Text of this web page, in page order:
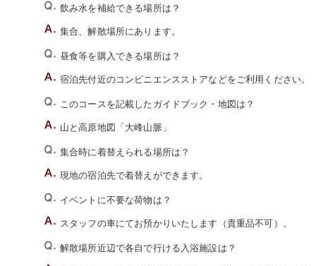
飲み水を補給できる場所は？
集合、解散場所にあります。
昼食等を購入できる場所は？
宿泊先付近のコンビニエンスストアなどをご利用ください。
このコースを記載したガイドブック・地図は？
山と高原地図「大峰山脈」
集合時に着替えられる場所は？
現地の宿泊先で着替えができます。
イベントに不要な荷物は？
スタッフの車にてお預かりいたします（貴重品不可）。
解散場所近辺で各自で行ける入浴施設は？